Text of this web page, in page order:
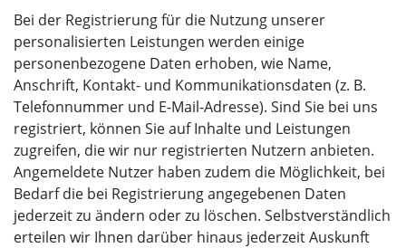
Bei der Registrierung für die Nutzung unserer
personalisierten Leistungen werden einige
personenbezogene Daten erhoben, wie Name,
Anschrift, Kontakt- und Kommunikationsdaten (z. B.
Telefonnummer und E-Mail-Adresse). Sind Sie bei uns
registriert, können Sie auf Inhalte und Leistungen
zugreifen, die wir nur registrierten Nutzern anbieten.
Angemeldete Nutzer haben zudem die Möglichkeit, bei
Bedarf die bei Registrierung angegebenen Daten
jederzeit zu ändern oder zu löschen. Selbstverständlich
erteilen wir Ihnen darüber hinaus jederzeit Auskunft